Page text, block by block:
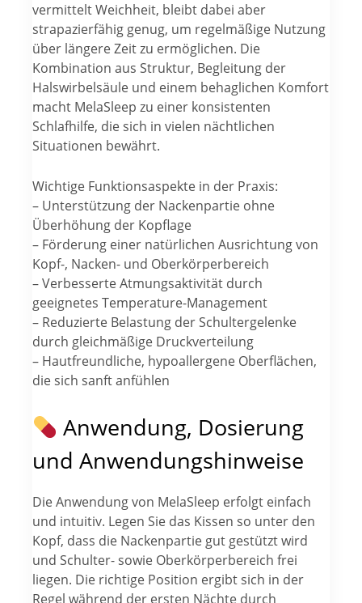
vermittelt Weichheit, bleibt dabei aber
strapazierfähig genug, um regelmäßige Nutzung
über längere Zeit zu ermöglichen. Die
Kombination aus Struktur, Begleitung der
Halswirbelsäule und einem behaglichen Komfort
macht MelaSleep zu einer konsistenten
Schlafhilfe, die sich in vielen nächtlichen
Situationen bewährt.
Wichtige Funktionsaspekte in der Praxis:
– Unterstützung der Nackenpartie ohne
Überhöhung der Kopflage
– Förderung einer natürlichen Ausrichtung von
Kopf-, Nacken- und Oberkörperbereich
– Verbesserte Atmungsaktivität durch
geeignetes Temperature-Management
– Reduzierte Belastung der Schultergelenke
durch gleichmäßige Druckverteilung
– Hautfreundliche, hypoallergene Oberflächen,
die sich sanft anfühlen
Anwendung, Dosierung
und Anwendungshinweise
Die Anwendung von MelaSleep erfolgt einfach
und intuitiv. Legen Sie das Kissen so unter den
Kopf, dass die Nackenpartie gut gestützt wird
und Schulter- sowie Oberkörperbereich frei
liegen. Die richtige Position ergibt sich in der
Regel während der ersten Nächte durch